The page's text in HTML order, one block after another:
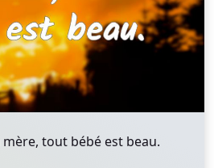
mère, tout bébé est beau.